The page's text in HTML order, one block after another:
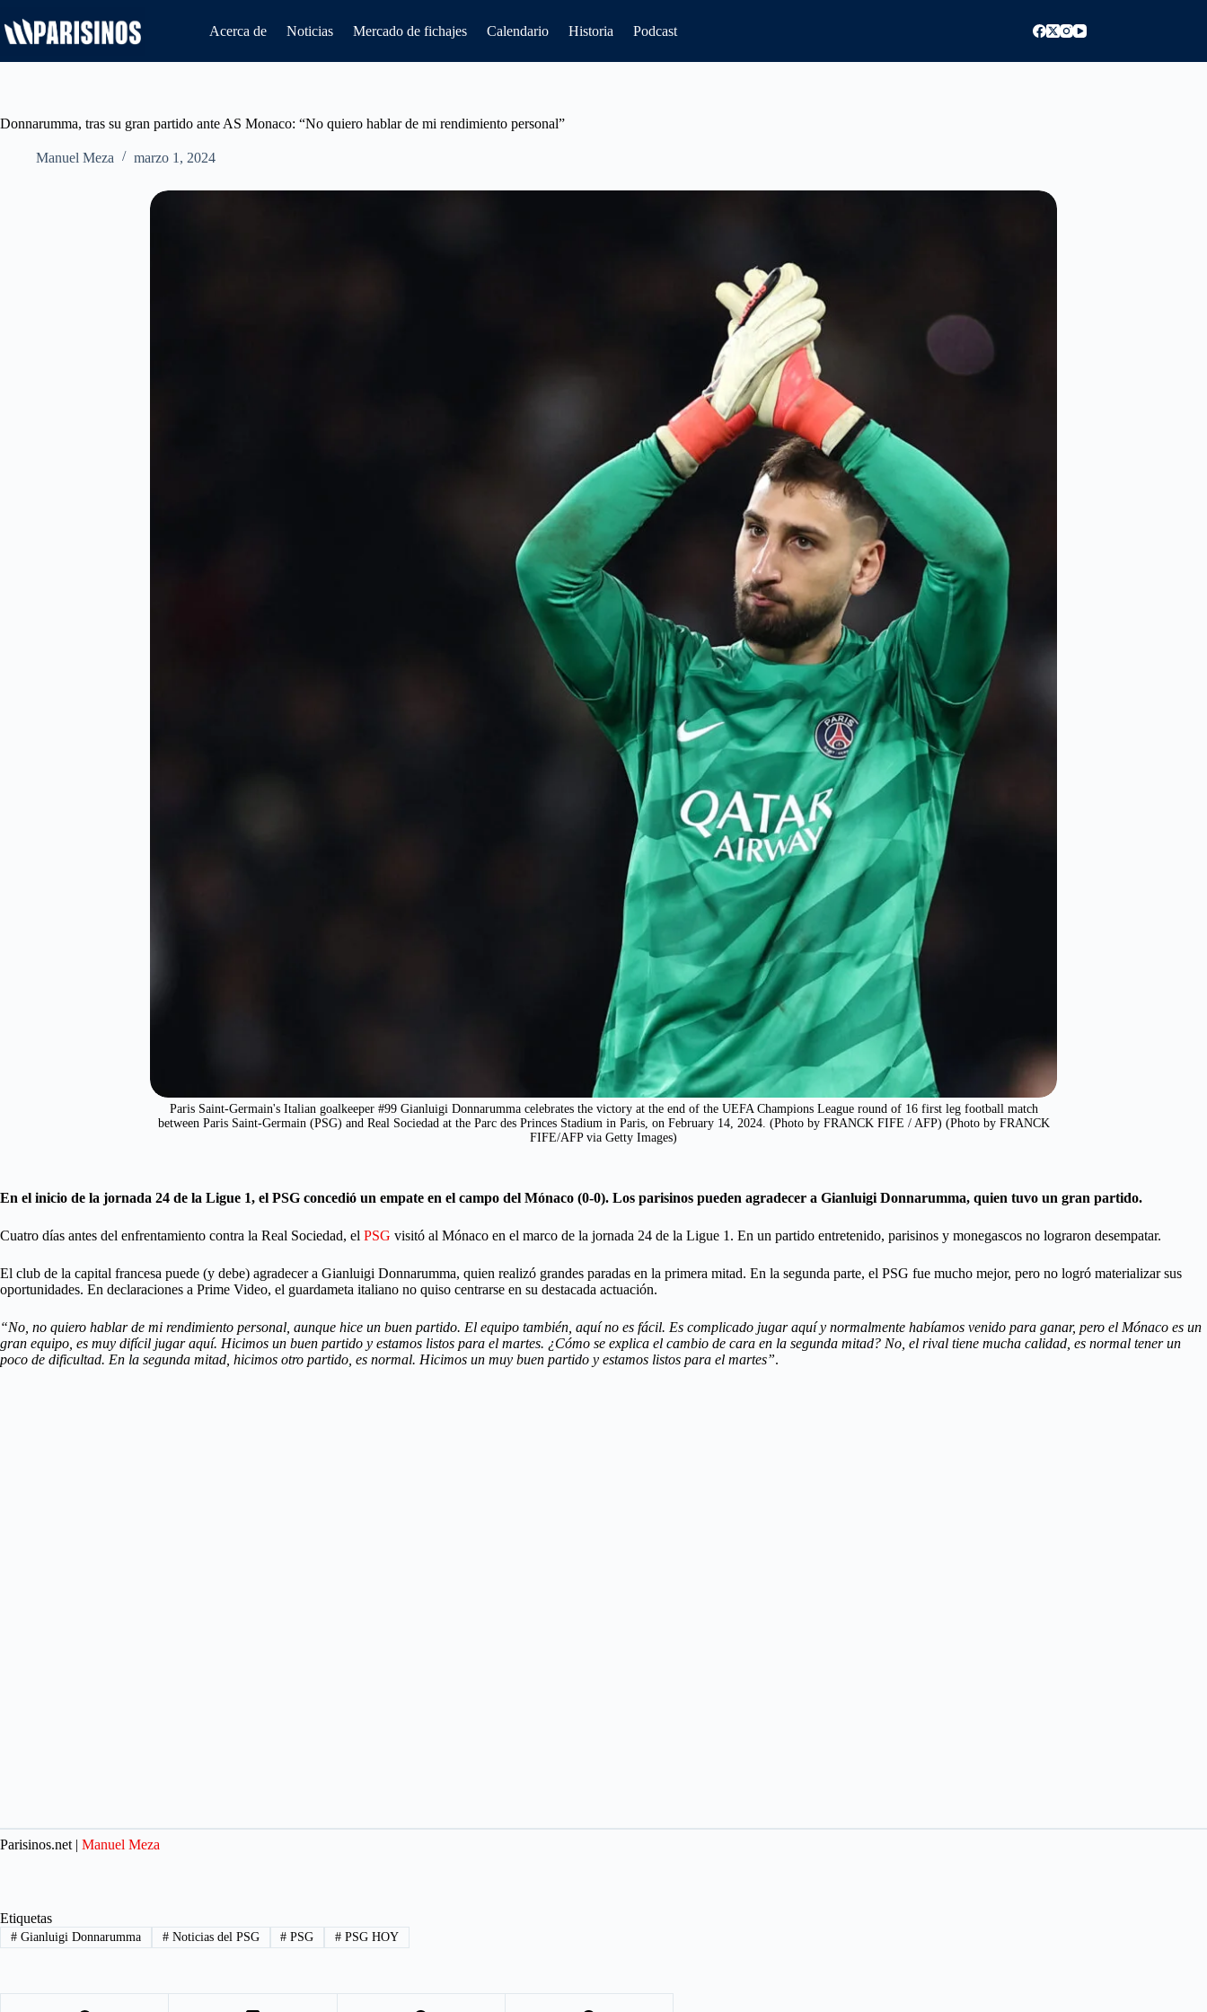
al
contenido
Acerca de Noticias Mercado de fichajes Calendario Historia Podcast
Donnarumma, tras su gran partido ante AS Monaco: “No quiero hablar de mi rendimiento personal”
Manuel Meza marzo 1, 2024
Paris Saint-Germain's Italian goalkeeper #99 Gianluigi Donnarumma celebrates the victory at the end of the UEFA Champions League round of 16 first leg football match
between Paris Saint-Germain (PSG) and Real Sociedad at the Parc des Princes Stadium in Paris, on February 14, 2024. (Photo by FRANCK FIFE / AFP) (Photo by FRANCK
FIFE/AFP via Getty Images)
En el inicio de la jornada 24 de la Ligue 1, el PSG concedió un empate en el campo del Mónaco (0-0). Los parisinos pueden agradecer a Gianluigi Donnarumma, quien tuvo un gran partido.
Cuatro días antes del enfrentamiento contra la Real Sociedad, el PSG visitó al Mónaco en el marco de la jornada 24 de la Ligue 1. En un partido entretenido, parisinos y monegascos no lograron desempatar.
El club de la capital francesa puede (y debe) agradecer a Gianluigi Donnarumma, quien realizó grandes paradas en la primera mitad. En la segunda parte, el PSG fue mucho mejor, pero no logró materializar sus
oportunidades. En declaraciones a Prime Video, el guardameta italiano no quiso centrarse en su destacada actuación.
“No, no quiero hablar de mi rendimiento personal, aunque hice un buen partido. El equipo también, aquí no es fácil. Es complicado jugar aquí y normalmente habíamos venido para ganar, pero el Mónaco es un
gran equipo, es muy difícil jugar aquí. Hicimos un buen partido y estamos listos para el martes. ¿Cómo se explica el cambio de cara en la segunda mitad? No, el rival tiene mucha calidad, es normal tener un
poco de dificultad. En la segunda mitad, hicimos otro partido, es normal. Hicimos un muy buen partido y estamos listos para el martes”.
Parisinos.net | Manuel Meza
Etiquetas
#Gianluigi Donnarumma #Noticias del PSG # PSG # PSG HOY